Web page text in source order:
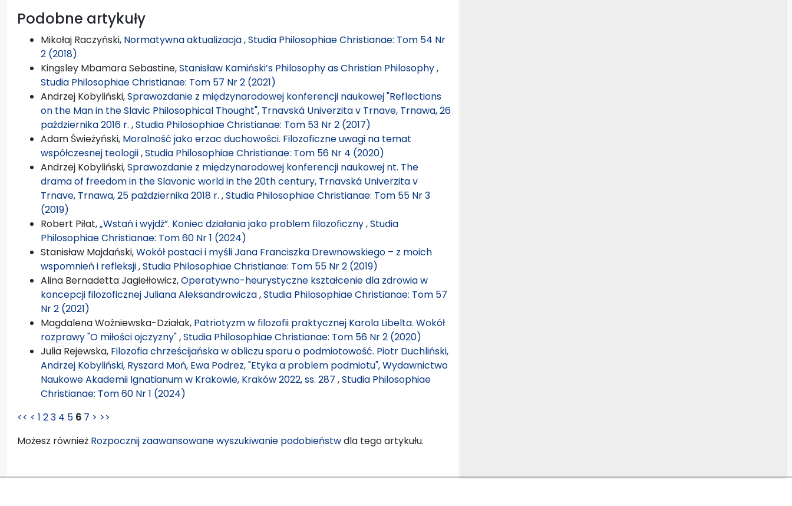
Podobne artykuły
Mikołaj Raczyński, Normatywna aktualizacja,Studia Philosophiae Christianae: Tom 54 Nr
2 (2018)
Kingsley Mbamara Sebastine,Stanisław Kamiński’s Philosophy as Christian Philosophy,
Studia Philosophiae Christianae: Tom 57 Nr 2 (2021)
Andrzej Kobyliński,Sprawozdanie z międzynarodowej konferencji naukowej "Reflections
on the Man in the Slavic Philosophical Thought", Trnavská Univerzita v Trnave, Trnawa, 26
października 2016 r. ,Studia Philosophiae Christianae: Tom 53 Nr 2 (2017)
Adam Świeżyński, Moralność jako erzac duchowości. Filozoficzne uwagi na temat
współczesnej teologii,Studia Philosophiae Christianae: Tom 56 Nr 4 (2020)
Andrzej Kobyliński,Sprawozdanie z międzynarodowej konferencji naukowej nt. The
drama of freedom in the Slavonic world in the 20th century, Trnavská Univerzita v
Trnave, Trnawa, 25 października 2018 r. ,Studia Philosophiae Christianae: Tom 55 Nr 3
(2019)
Robert Piłat,„Wstań i wyjdź”. Koniec działania jako problem filozoficzny,Studia
Philosophiae Christianae: Tom 60 Nr 1 (2024)
Stanisław Majdański,Wokół postaci i myśli Jana Franciszka Drewnowskiego – z moich
wspomnień i refleksji,Studia Philosophiae Christianae: Tom 55 Nr 2 (2019)
Alina Bernadetta Jagiełłowicz,Operatywno-heurystyczne kształcenie dla zdrowia w
koncepcji filozoficznej Juliana Aleksandrowicza,Studia Philosophiae Christianae: Tom 57
Nr 2 (2021)
Magdalena Woźniewska-Działak, Patriotyzm w filozofii praktycznej Karola Libelta. Wokół
rozprawy "O miłości ojczyzny",Studia Philosophiae Christianae: Tom 56 Nr 2 (2020)
Julia Rejewska, Filozofia chrześcijańska w obliczu sporu o podmiotowość. Piotr Duchliński,
Andrzej Kobyliński, Ryszard Moń, Ewa Podrez, "Etyka a problem podmiotu", Wydawnictwo
Naukowe Akademii Ignatianum w Krakowie, Kraków 2022, ss. 287 ,Studia Philosophiae
Christianae: Tom 60 Nr 1 (2024)
<< < 1 23 4 5 6 7 > >>
Możesz również Rozpocznij zaawansowane wyszukiwanie podobieństwdla tego artykułu.